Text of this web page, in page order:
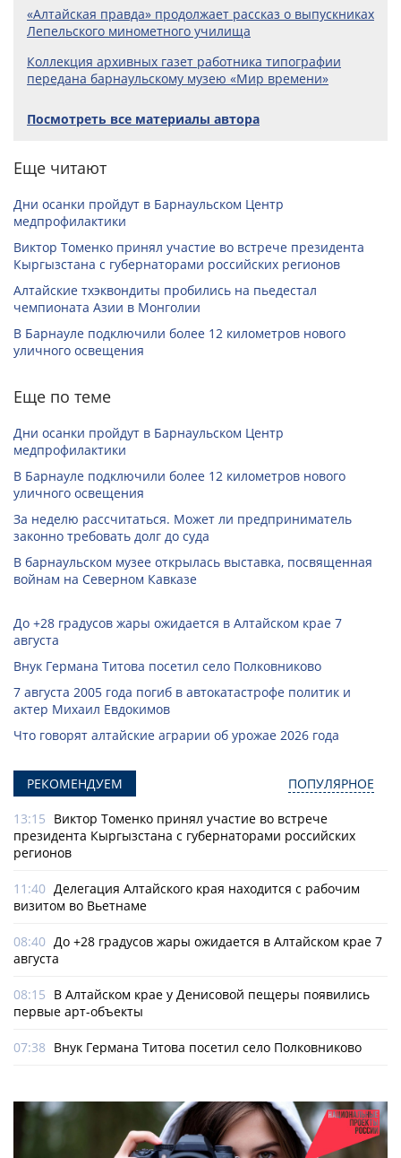
«Алтайская правда» продолжает рассказ о выпускниках
Лепельского минометного училища
Коллекция архивных газет работника типографии
передана барнаульскому музею «Мир времени»
Посмотреть все материалы автора
Еще читают
Дни осанки пройдут в Барнаульском Центр
медпрофилактики
Виктор Томенко принял участие во встрече президента
Кыргызстана с губернаторами российских регионов
Алтайские тхэквондиты пробились на пьедестал
чемпионата Азии в Монголии
В Барнауле подключили более 12 километров нового
уличного освещения
Еще по теме
Дни осанки пройдут в Барнаульском Центр
медпрофилактики
В Барнауле подключили более 12 километров нового
уличного освещения
За неделю рассчитаться. Может ли предприниматель
законно требовать долг до суда
В барнаульском музее открылась выставка, посвященная
войнам на Северном Кавказе
До +28 градусов жары ожидается в Алтайском крае 7
августа
Внук Германа Титова посетил село Полковниково
7 августа 2005 года погиб в автокатастрофе политик и
актер Михаил Евдокимов
Что говорят алтайские аграрии об урожае 2026 года
РЕКОМЕНДУЕМ ПОПУЛЯРНОЕ
13:15 Виктор Томенко принял участие во встрече
президента Кыргызстана с губернаторами российских
регионов
11:40 Делегация Алтайского края находится с рабочим
визитом во Вьетнаме
08:40 До +28 градусов жары ожидается в Алтайском крае 7
августа
08:15 В Алтайском крае у Денисовой пещеры появились
первые арт-объекты
07:38 Внук Германа Титова посетил село Полковниково